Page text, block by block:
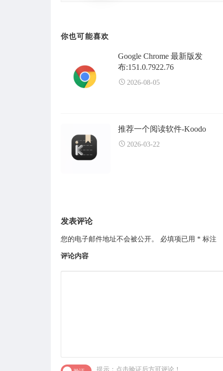
你也可能喜欢
Google Chrome 最新版发
布:151.0.7922.76
2026-08-05
推荐一个阅读软件-Koodo
2026-03-22
发表评论
您的电子邮件地址不会被公开。 必填项已用 * 标注
评论内容
提示：点击验证后方可评论！